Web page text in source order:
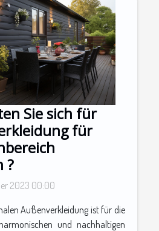
Sie sich für
für
?
2023 00:00
Außenverkleidung ist für die
und nachhaltigen